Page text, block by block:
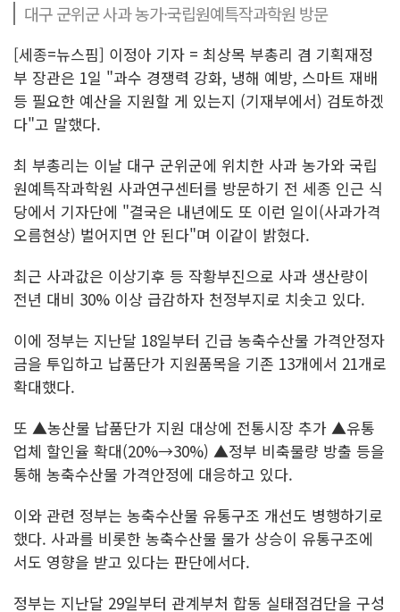
대구 군위군 사과 농가·국립원예특작과학원 방문
[세종=뉴스핌] 이정아 기자 = 최상목 부총리 겸 기획재정
부 장관은 1일 "과수 경쟁력 강화, 냉해 예방, 스마트 재배
등 필요한 예산을 지원할 게 있는지 (기재부에서) 검토하겠
다"고 말했다.
최 부총리는 이날 대구 군위군에 위치한 사과 농가와 국립
원예특작과학원 사과연구센터를 방문하기 전 세종 인근 식
당에서 기자단에 "결국은 내년에도 또 이런 일이(사과가격
오름현상) 벌어지면 안 된다"며 이같이 밝혔다.
최근 사과값은 이상기후 등 작황부진으로 사과 생산량이
전년 대비 30% 이상 급감하자 천정부지로 치솟고 있다.
이에 정부는 지난달 18일부터 긴급 농축수산물 가격안정자
금을 투입하고 납품단가 지원품목을 기존 13개에서 21개로
확대했다.
또 ▲농산물 납품단가 지원 대상에 전통시장 추가 ▲유통
업체 할인율 확대(20%→30%) ▲정부 비축물량 방출 등을
통해 농축수산물 가격안정에 대응하고 있다.
이와 관련 정부는 농축수산물 유통구조 개선도 병행하기로
했다. 사과를 비롯한 농축수산물 물가 상승이 유통구조에
서도 영향을 받고 있다는 판단에서다.
정부는 지난달 29일부터 관계부처 합동 실태점검단을 구성